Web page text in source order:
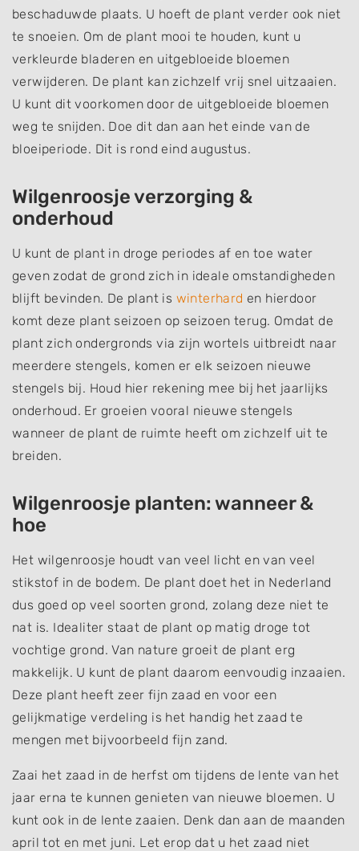
beschaduwde plaats. U hoeft de plant verder ook niet
te snoeien. Om de plant mooi te houden, kunt u
verkleurde bladeren en uitgebloeide bloemen
verwijderen. De plant kan zichzelf vrij snel uitzaaien.
U kunt dit voorkomen door de uitgebloeide bloemen
weg te snijden. Doe dit dan aan het einde van de
bloeiperiode. Dit is rond eind augustus.
Wilgenroosje verzorging &
onderhoud
U kunt de plant in droge periodes af en toe water
geven zodat de grond zich in ideale omstandigheden
blijft bevinden. De plant is winterhard en hierdoor
komt deze plant seizoen op seizoen terug. Omdat de
plant zich ondergronds via zijn wortels uitbreidt naar
meerdere stengels, komen er elk seizoen nieuwe
stengels bij. Houd hier rekening mee bij het jaarlijks
onderhoud. Er groeien vooral nieuwe stengels
wanneer de plant de ruimte heeft om zichzelf uit te
breiden.
Wilgenroosje planten: wanneer &
hoe
Het wilgenroosje houdt van veel licht en van veel
stikstof in de bodem. De plant doet het in Nederland
dus goed op veel soorten grond, zolang deze niet te
nat is. Idealiter staat de plant op matig droge tot
vochtige grond. Van nature groeit de plant erg
makkelijk. U kunt de plant daarom eenvoudig inzaaien.
Deze plant heeft zeer fijn zaad en voor een
gelijkmatige verdeling is het handig het zaad te
mengen met bijvoorbeeld fijn zand.
Zaai het zaad in de herfst om tijdens de lente van het
jaar erna te kunnen genieten van nieuwe bloemen. U
kunt ook in de lente zaaien. Denk dan aan de maanden
april tot en met juni. Let erop dat u het zaad niet